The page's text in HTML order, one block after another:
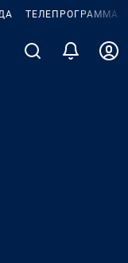
ТЕЛЕПРОГРАММА